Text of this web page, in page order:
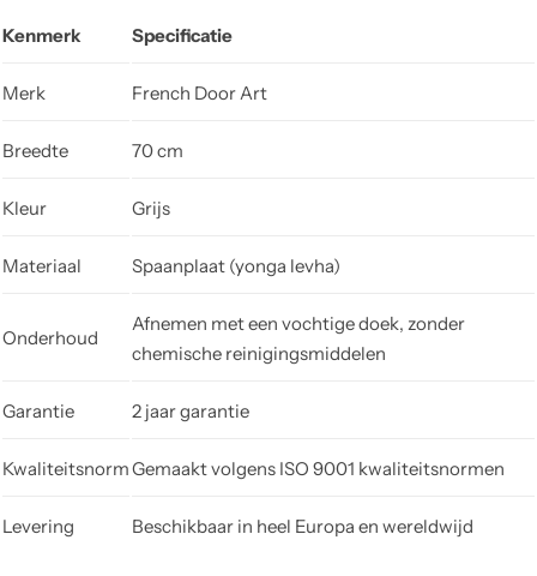
Kenmerk Specificatie
Merk French Door Art
Breedte 70 cm
Kleur Grijs
Materiaal Spaanplaat (yonga levha)
Onderhoud
Afnemen met een vochtige doek, zonder
chemische reinigingsmiddelen
Garantie 2 jaar garantie
KwaliteitsnormGemaakt volgens ISO 9001 kwaliteitsnormen
Levering Beschikbaar in heel Europa en wereldwijd